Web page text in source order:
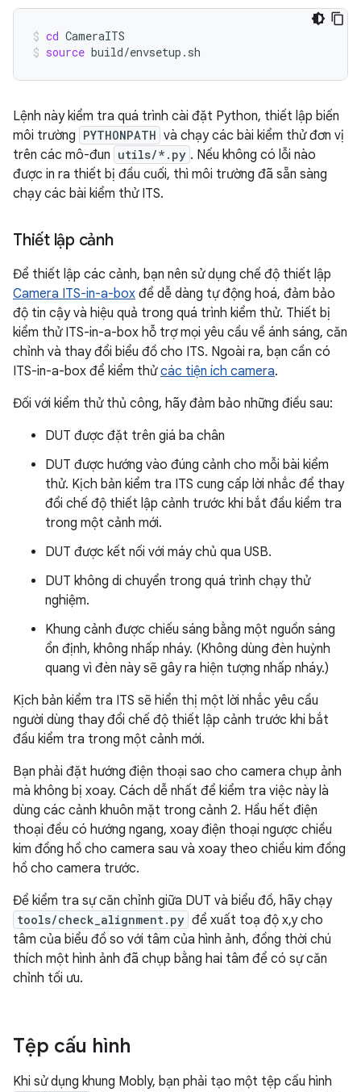
cd CameraITS
source build/envsetup.sh
Lệnh này kiểm tra quá trình cài đặt Python, thiết lập biến
môi trường PYTHONPATH và chạy các bài kiểm thử đơn vị
trên các mô-đun utils/*.py . Nếu không có lỗi nào
được in ra thiết bị đầu cuối, thì môi trường đã sẵn sàng
chạy các bài kiểm thử ITS.
Thiết lập cảnh
Để thiết lập các cảnh, bạn nên sử dụng chế độ thiết lập
Camera ITS-in-a-box để dễ dàng tự động hoá, đảm bảo
độ tin cậy và hiệu quả trong quá trình kiểm thử. Thiết bị
kiểm thử ITS-in-a-box hỗ trợ mọi yêu cầu về ánh sáng, căn
chỉnh và thay đổi biểu đồ cho ITS. Ngoài ra, bạn cần có
ITS-in-a-box để kiểm thửcác tiện ích camera.
Đối với kiểm thử thủ công, hãy đảm bảo những điều sau:
DUT được đặt trên giá ba chân
DUT được hướng vào đúng cảnh cho mỗi bài kiểm
thử. Kịch bản kiểm tra ITS cung cấp lời nhắc để thay
đổi chế độ thiết lập cảnh trước khi bắt đầu kiểm tra
trong một cảnh mới.
DUT được kết nối với máy chủ qua USB.
DUT không di chuyển trong quá trình chạy thử
nghiệm.
Khung cảnh được chiếu sáng bằng một nguồn sáng
ổn định, không nhấp nháy. (Không dùng đèn huỳnh
quang vì đèn này sẽ gây ra hiện tượng nhấp nháy.)
Kịch bản kiểm tra ITS sẽ hiển thị một lời nhắc yêu cầu
người dùng thay đổi chế độ thiết lập cảnh trước khi bắt
đầu kiểm tra trong một cảnh mới.
Bạn phải đặt hướng điện thoại sao cho camera chụp ảnh
mà không bị xoay. Cách dễ nhất để kiểm tra việc này là
dùng các cảnh khuôn mặt trong cảnh 2. Hầu hết điện
thoại đều có hướng ngang, xoay điện thoại ngược chiều
kim đồng hồ cho camera sau và xoay theo chiều kim đồng
hồ cho camera trước.
Để kiểm tra sự căn chỉnh giữa DUT và biểu đồ, hãy chạy
tools/check_alignment.py để xuất toạ độ x,y cho
tâm của biểu đồ so với tâm của hình ảnh, đồng thời chú
thích một hình ảnh đã chụp bằng hai tâm để có sự căn
chỉnh tối ưu.
Tệp cấu hình
Khi sử dụng khung Mobly, bạn phải tạo một tệp cấu hình